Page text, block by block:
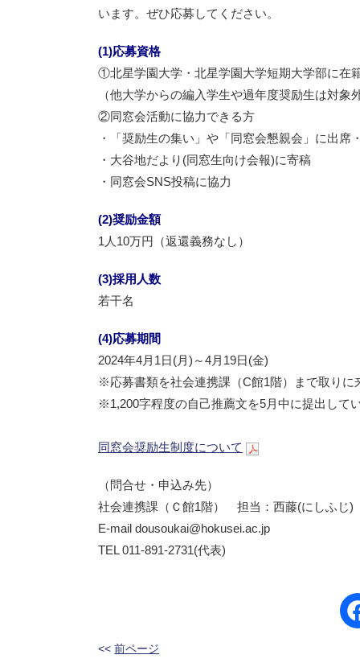
います。ぜひ応募してください。
(1)応募資格
①北星学園大学・北星学園大学短期大学部に在
（他大学からの編入学生や過年度奨励生は対象外
②同窓会活動に協力できる方
・「奨励生の集い」や「同窓会懇親会」に出席
・大谷地だより(同窓生向け会報)に寄稿
・同窓会SNS投稿に協力
(2)奨励金額
1人10万円（返還義務なし）
(3)採用人数
若干名
(4)応募期間
2024年4月1日(月)～4月19日(金)
※応募書類を社会連携課（C館1階）まで取りに
※1,200字程度の自己推薦文を5月中に提出して
同窓会奨励生制度について
（問合せ・申込み先）
社会連携課（Ｃ館1階） 担当：西藤(にしふじ)
E-mail dousoukai@hokusei.ac.jp
TEL 011-891-2731(代表)
<< 前ページ